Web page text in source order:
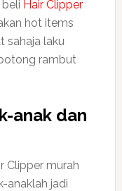
Hair Clipper
hot items
sahaja laku
rambut
anak dan
Clipper murah
anaklah jadi